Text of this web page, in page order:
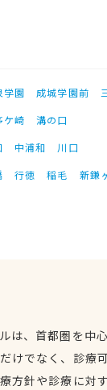
学園 成城学園前
ケ崎
溝の口
中浦和
川口
行徳 稲毛 新鎌
は、首都圏を中
けでなく、診療
方針や診療に対